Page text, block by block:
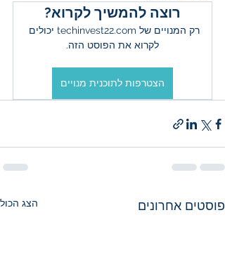
רוצה להמשיך לקרוא?
רק המנויים של techinvest22.com יכולים
לקרוא את הפוסט הזה.
הצטרפות לתוכנית מנויים
פוסטים אחרונים הצג הכול